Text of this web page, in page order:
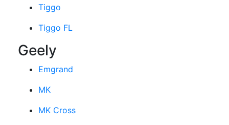
Tiggo
Tiggo FL
Geely
Emgrand
MK
MK Cross